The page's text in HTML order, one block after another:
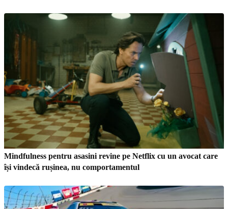
Mindfulness pentru asasini revine pe Netflix cu un avocat care
își vindecă rușinea, nu comportamentul